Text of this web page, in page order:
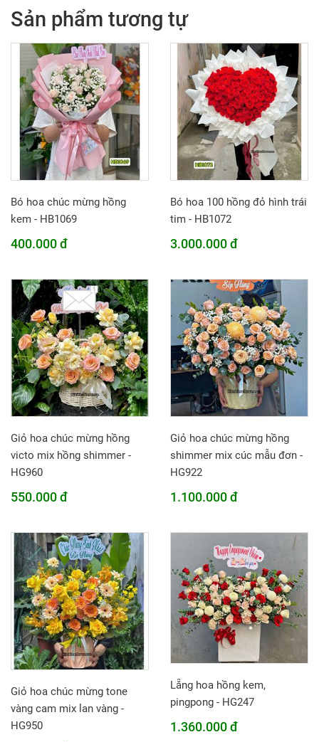
Sản phẩm tương tự
Bó hoa chúc mừng hồng
kem - HB1069
400.000 đ
Bó hoa 100 hồng đỏ hình trái
tim - HB1072
3.000.000 đ
Giỏ hoa chúc mừng hồng
victo mix hồng shimmer -
HG960
550.000 đ
Giỏ hoa chúc mừng hồng
shimmer mix cúc mẫu đơn -
HG922
1.100.000 đ
Giỏ hoa chúc mừng tone
vàng cam mix lan vàng -
HG950
Lẵng hoa hồng kem,
pingpong - HG247
1.360.000 đ